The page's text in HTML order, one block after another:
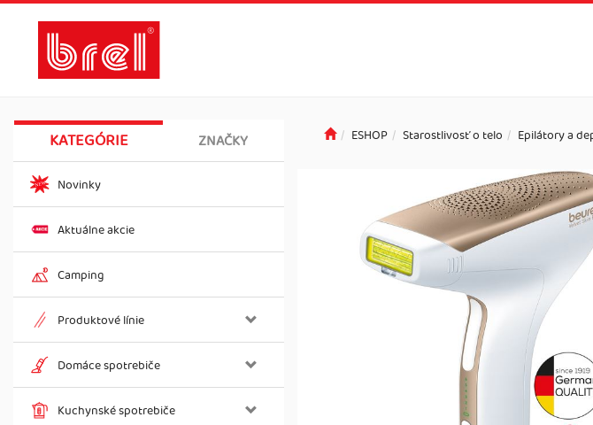
KATEGÓRIE ZNAČKY
Novinky
Aktuálne akcie
Camping
Produktové línie
Domáce spotrebiče
Kuchynské spotrebiče
ESHOP Starostlivosť o telo Epilátory a